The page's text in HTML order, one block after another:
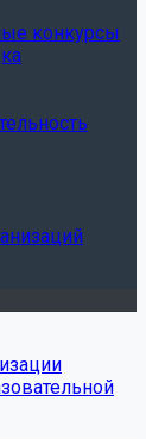
конкурсы